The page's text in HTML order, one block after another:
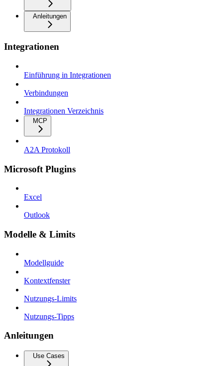
Anleitungen
Integrationen
Einführung in Integrationen
Verbindungen
Integrationen Verzeichnis
MCP
A2A Protokoll
Microsoft Plugins
Excel
Outlook
Modelle & Limits
Modellguide
Kontextfenster
Nutzungs-Limits
Nutzungs-Tipps
Anleitungen
Use Cases